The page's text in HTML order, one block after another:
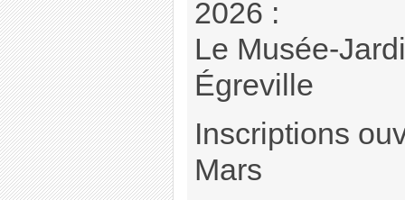
2026 :
Le Musée-
Égreville
Inscriptions
Mars